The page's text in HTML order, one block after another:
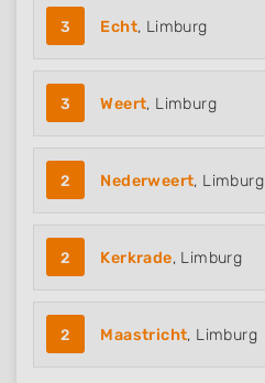
3 Echt, Limburg
3 Weert, Limburg
2 Nederweert, Limburg
2 Kerkrade, Limburg
2 Maastricht, Limburg